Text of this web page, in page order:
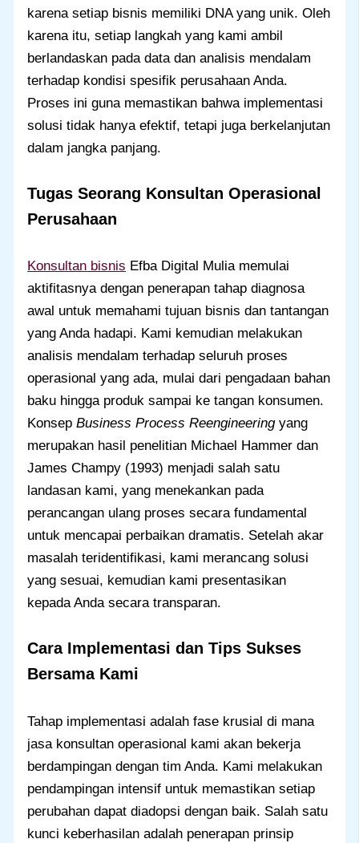
karena setiap bisnis memiliki DNA yang unik. Oleh
karena itu, setiap langkah yang kami ambil
berlandaskan pada data dan analisis mendalam
terhadap kondisi spesifik perusahaan Anda.
Proses ini guna memastikan bahwa implementasi
solusi tidak hanya efektif, tetapi juga berkelanjutan
dalam jangka panjang.
Tugas Seorang Konsultan Operasional
Perusahaan
Konsultan bisnis Efba Digital Mulia memulai
aktifitasnya dengan penerapan tahap diagnosa
awal untuk memahami tujuan bisnis dan tantangan
yang Anda hadapi. Kami kemudian melakukan
analisis mendalam terhadap seluruh proses
operasional yang ada, mulai dari pengadaan bahan
baku hingga produk sampai ke tangan konsumen.
KonsepBusiness Process Reengineeringyang
merupakan hasil penelitian Michael Hammer dan
James Champy (1993) menjadi salah satu
landasan kami, yang menekankan pada
perancangan ulang proses secara fundamental
untuk mencapai perbaikan dramatis. Setelah akar
masalah teridentifikasi, kami merancang solusi
yang sesuai, kemudian kami presentasikan
kepada Anda secara transparan.
Cara Implementasi dan Tips Sukses
Bersama Kami
Tahap implementasi adalah fase krusial di mana
jasa konsultan operasional kami akan bekerja
berdampingan dengan tim Anda. Kami melakukan
pendampingan intensif untuk memastikan setiap
perubahan dapat diadopsi dengan baik. Salah satu
kunci keberhasilan adalah penerapan prinsip